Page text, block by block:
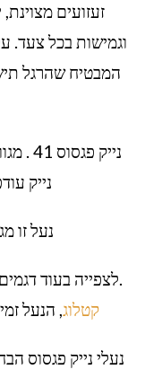
זעזועים
וגמישות בכל צעד.
המבטיח שהרגל
נייק
נייק
נעל זו
.לצפייה בעוד
קטלוג, הנעל
נעלי נייק פגסוס